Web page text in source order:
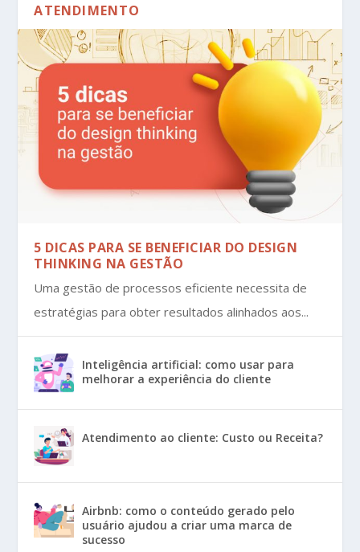
ATENDIMENTO
5 DICAS PARA SE BENEFICIAR DO DESIGN
THINKING NA GESTÃO
Uma gestão de processos eficiente necessita de
estratégias para obter resultados alinhados aos...
Inteligência artificial: como usar para
melhorar a experiência do cliente
Atendimento ao cliente: Custo ou Receita?
Airbnb: como o conteúdo gerado pelo
usuário ajudou a criar uma marca de
sucesso